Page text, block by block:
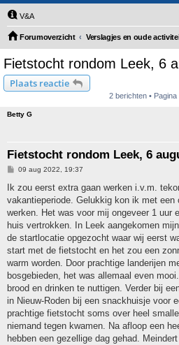
V&A
Forumoverzicht Verslagjes en oude
Fietstocht rondom Leek, 6
Plaats reactie
2 berichten • Pagina
Betty G
Fietstocht rondom Leek, 6
B
c
h
09 aug 2022, 19:37
Ik zou eerst extra gaan werken i.v.m.
vakantieperiode. Gelukkig kon ik met een
werken. Het was voor mij ongeveer 1 uur
huis vertrokken. In Leek aangekomen
de startlocatie opgezocht waar wij eerst
start met de fietstocht en het zou een
warm worden. Door prachtige landerijen
bosgebieden, het was allemaal even
brood en drinken te nuttigen. Verder bij
in Nieuw-Roden bij een snackhuisje voor
prachtige fietstocht soms over heel
niemand tegen kwamen. Na afloop een
hebben een gezellige dag gehad.